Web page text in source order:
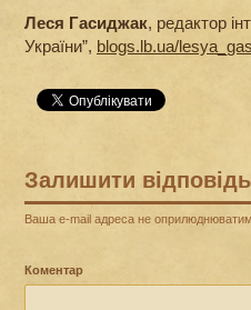
Леся Гасиджак, редактор
України”, blogs.lb.ua/
Залишити відповідь
Ваша e-mail адреса не
Коментар